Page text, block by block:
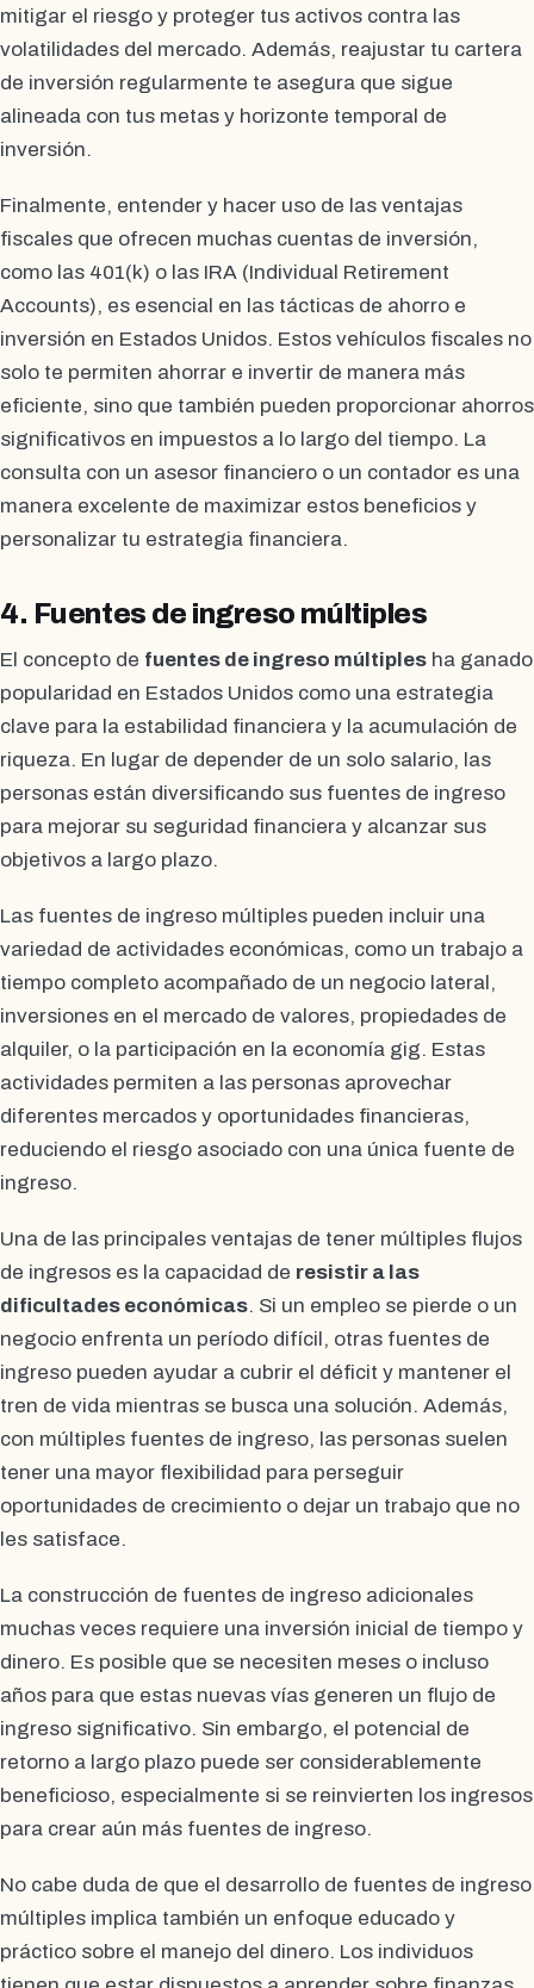
mitigar el riesgo y proteger tus activos contra las
volatilidades del mercado. Además, reajustar tu cartera
de inversión regularmente te asegura que sigue
alineada con tus metas y horizonte temporal de
inversión.
Finalmente, entender y hacer uso de las ventajas
fiscales que ofrecen muchas cuentas de inversión,
como las 401(k) o las IRA (Individual Retirement
Accounts), es esencial en las tácticas de ahorro e
inversión en Estados Unidos. Estos vehículos fiscales no
solo te permiten ahorrar e invertir de manera más
eficiente, sino que también pueden proporcionar ahorros
significativos en impuestos a lo largo del tiempo. La
consulta con un asesor financiero o un contador es una
manera excelente de maximizar estos beneficios y
personalizar tu estrategia financiera.
4. Fuentes de ingreso múltiples
El concepto de fuentes de ingreso múltiples ha ganado
popularidad en Estados Unidos como una estrategia
clave para la estabilidad financiera y la acumulación de
riqueza. En lugar de depender de un solo salario, las
personas están diversificando sus fuentes de ingreso
para mejorar su seguridad financiera y alcanzar sus
objetivos a largo plazo.
Las fuentes de ingreso múltiples pueden incluir una
variedad de actividades económicas, como un trabajo a
tiempo completo acompañado de un negocio lateral,
inversiones en el mercado de valores, propiedades de
alquiler, o la participación en la economía gig. Estas
actividades permiten a las personas aprovechar
diferentes mercados y oportunidades financieras,
reduciendo el riesgo asociado con una única fuente de
ingreso.
Una de las principales ventajas de tener múltiples flujos
de ingresos es la capacidad de resistir a las
dificultades económicas. Si un empleo se pierde o un
negocio enfrenta un período difícil, otras fuentes de
ingreso pueden ayudar a cubrir el déficit y mantener el
tren de vida mientras se busca una solución. Además,
con múltiples fuentes de ingreso, las personas suelen
tener una mayor flexibilidad para perseguir
oportunidades de crecimiento o dejar un trabajo que no
les satisface.
La construcción de fuentes de ingreso adicionales
muchas veces requiere una inversión inicial de tiempo y
dinero. Es posible que se necesiten meses o incluso
años para que estas nuevas vías generen un flujo de
ingreso significativo. Sin embargo, el potencial de
retorno a largo plazo puede ser considerablemente
beneficioso, especialmente si se reinvierten los ingresos
para crear aún más fuentes de ingreso.
No cabe duda de que el desarrollo de fuentes de ingreso
múltiples implica también un enfoque educado y
práctico sobre el manejo del dinero. Los individuos